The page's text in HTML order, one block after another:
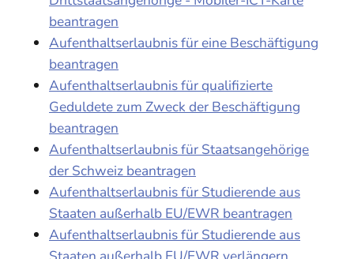
beantragen
Aufenthaltserlaubnis für eine Beschäftigung
beantragen
Aufenthaltserlaubnis für qualifizierte
Geduldete zum Zweck der Beschäftigung
beantragen
Aufenthaltserlaubnis für Staatsangehörige
der Schweiz beantragen
Aufenthaltserlaubnis für Studierende aus
Staaten außerhalb EU/EWR beantragen
Aufenthaltserlaubnis für Studierende aus